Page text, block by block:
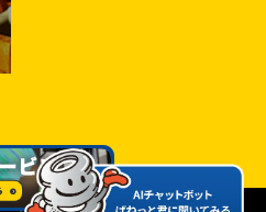
Inc. All Rights Reserved.